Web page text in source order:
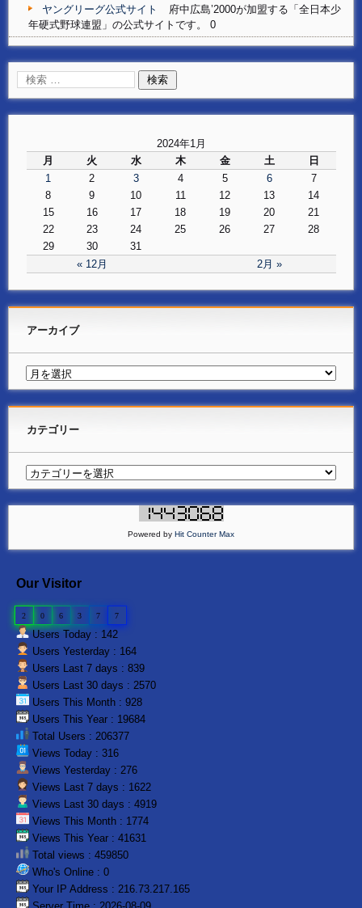
ヤングリーグ公式サイト
府中広島’2000が加盟する「全日本少
年硬式野球連盟」の公式サイトです。 0
2024年1月
月
火 水 木 金 土 日
« 12月 2月 »
1 2 3 4 5 6
7
8
9 10 11 12 13
14
15
16 17 18 19 20
21
22
23 24 25 26 27
28
29
30 31
アーカイブ
カテゴリー
Powered by Hit Counter Max
Our Visitor
2 0 6 3 7 7
Users Today : 142
Users Yesterday : 164
Users Last 7 days : 839
Users Last 30 days : 2570
Users This Month : 928
Users This Year : 19684
Total Users : 206377
Views Today : 316
Views Yesterday : 276
Views Last 7 days : 1622
Views Last 30 days : 4919
Views This Month : 1774
Views This Year : 41631
Total views : 459850
Who's Online : 0
Your IP Address : 216.73.217.165